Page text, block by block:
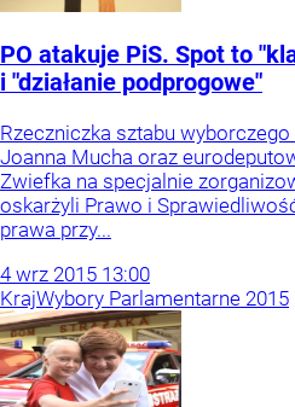
PO atakuje PiS. Spot to
i "działanie podprogowe"
Rzeczniczka sztabu
Joanna Mucha oraz
Zwiefka na specjalnie
oskarżyli Prawo i
prawa przy...
4 wrz 2015 13:00
KrajWybory Parlamentarne 2015